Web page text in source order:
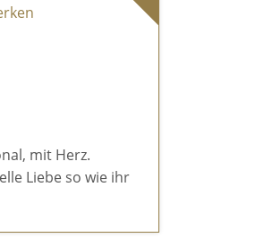
mit Herz.
Liebe so wie ihr